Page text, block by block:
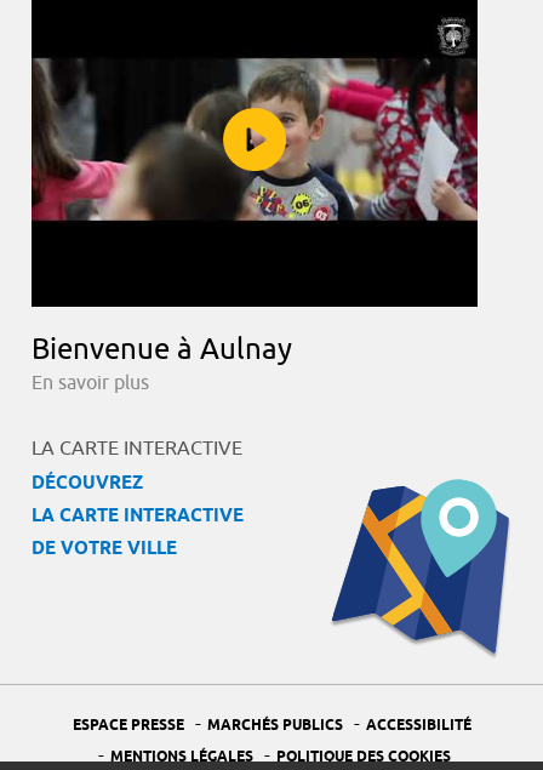
Bienvenue à Aulnay
En savoir plus
LA CARTE INTERACTIVE
DÉCOUVREZ
LA CARTE INTERACTIVE
DE VOTRE VILLE
ESPACE PRESSE - MARCHÉS PUBLICS - ACCESSIBILITÉ
- MENTIONS LÉGALES - POLITIQUE DES COOKIES